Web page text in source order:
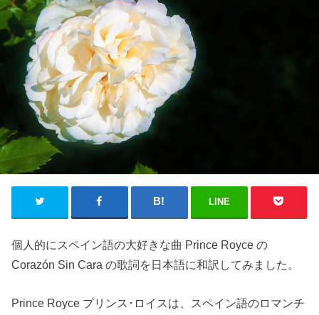
LINE
個人的にスペイン語の大好きな曲 Prince Royce の
Corazón Sin Cara の歌詞を日本語に和訳してみました。
Prince Royce プリンス･ロイスは、スペイン語のロマンチ